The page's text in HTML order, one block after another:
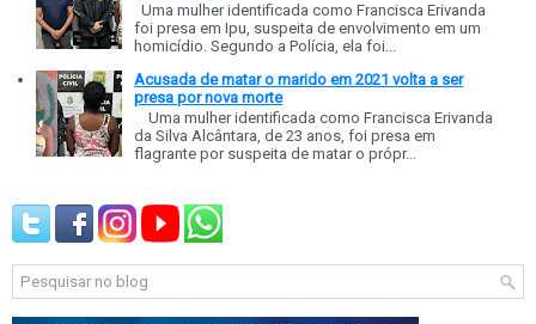
Uma mulher identificada como Francisca Erivanda
foi presa em Ipu, suspeita de envolvimento em um
homicídio. Segundo a Polícia, ela foi...
Acusada de matar o marido em 2021 volta a ser
presa por nova morte
Uma mulher identificada como Francisca Erivanda
da Silva Alcântara, de 23 anos, foi presa em
flagrante por suspeita de matar o própr...